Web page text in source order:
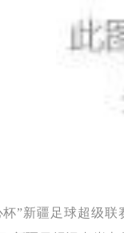
杯”新疆足球超级